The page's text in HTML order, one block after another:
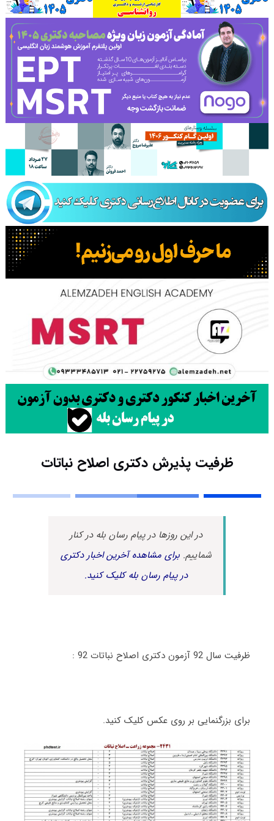
ظرفیت پذیرش دکتری اصلاح نباتات
در این روزها در پیام رسان بله در کنار
شماییم.برای مشاهده آخرین اخبار دکتری
در پیام رسان بله کلیک کنید.
ظرفیت سال 92 آزمون دکتری اصلاح نباتات 92 :
برای بزرگنمایی بر روی عکس کلیک کنید.